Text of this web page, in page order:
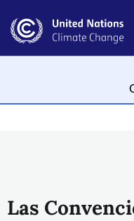
contenido
Las